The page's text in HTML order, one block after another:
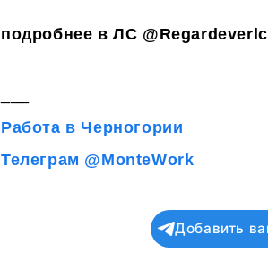
подробнее в ЛС
Работа в Черногории
Телеграм @MonteWork
Добавить